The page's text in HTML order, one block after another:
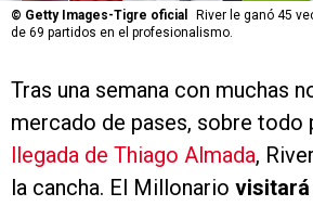
© Getty Images-Tigre oficial
River le ganó 45
de 69 partidos en el profesionalismo.
Tras una semana con muchas
mercado de pases, sobre todo
llegada de Thiago Almada,
la cancha. El Millonario visitará